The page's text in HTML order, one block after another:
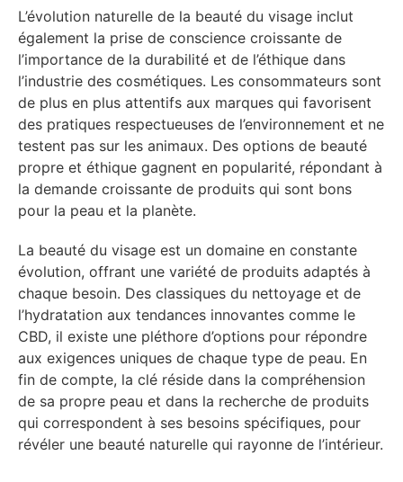
L’évolution naturelle de la beauté du visage inclut
également la prise de conscience croissante de
l’importance de la durabilité et de l’éthique dans
l’industrie des cosmétiques. Les consommateurs sont
de plus en plus attentifs aux marques qui favorisent
des pratiques respectueuses de l’environnement et ne
testent pas sur les animaux. Des options de beauté
propre et éthique gagnent en popularité, répondant à
la demande croissante de produits qui sont bons
pour la peau et la planète.
La beauté du visage est un domaine en constante
évolution, offrant une variété de produits adaptés à
chaque besoin. Des classiques du nettoyage et de
l’hydratation aux tendances innovantes comme le
CBD, il existe une pléthore d’options pour répondre
aux exigences uniques de chaque type de peau. En
fin de compte, la clé réside dans la compréhension
de sa propre peau et dans la recherche de produits
qui correspondent à ses besoins spécifiques, pour
révéler une beauté naturelle qui rayonne de l’intérieur.